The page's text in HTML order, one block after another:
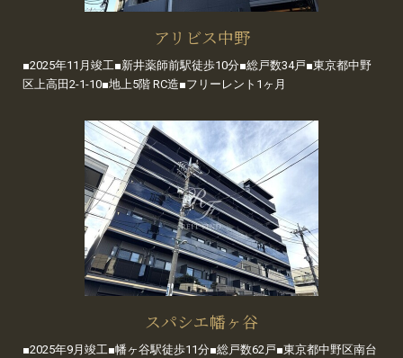
アリビス中野
■2025年11月竣工■新井薬師前駅徒歩10分■総戸数34戸■東京都中野
区上高田2-1-10■地上5階 RC造■フリーレント1ヶ月
スパシエ幡ヶ谷
■2025年9月竣工■幡ヶ谷駅徒歩11分■総戸数62戸■東京都中野区南台